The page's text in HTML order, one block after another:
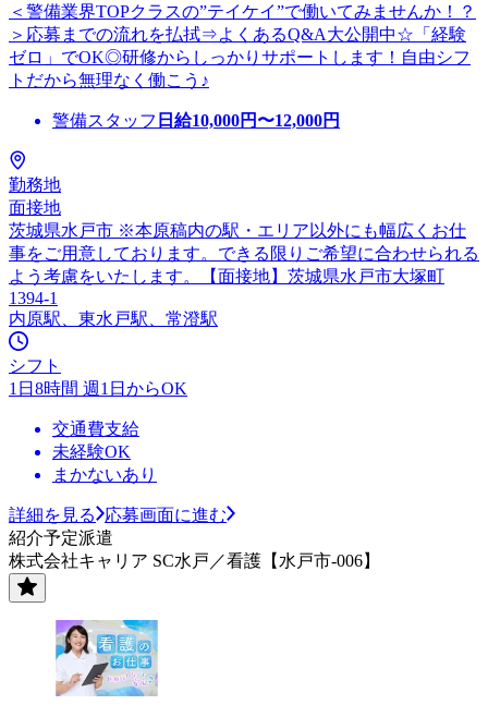
＜警備業界TOPクラスの”テイケイ”で働いてみませんか！？
＞応募までの流れを払拭⇒よくあるQ&A大公開中☆「経験
ゼロ」でOK◎研修からしっかりサポートします！自由シフ
トだから無理なく働こう♪
警備スタッフ 日給10,000円〜12,000円
勤務地
面接地
茨城県水戸市 ※本原稿内の駅・エリア以外にも幅広くお仕
事をご用意しております。できる限りご希望に合わせられる
よう考慮をいたします。【面接地】茨城県水戸市大塚町
1394-1
内原駅、東水戸駅、常澄駅
シフト
1日8時間 週1日からOK
交通費支給
未経験OK
まかないあり
詳細を見る
応募画面に進む
紹介予定派遣
株式会社キャリア SC水戸／看護【水戸市-006】